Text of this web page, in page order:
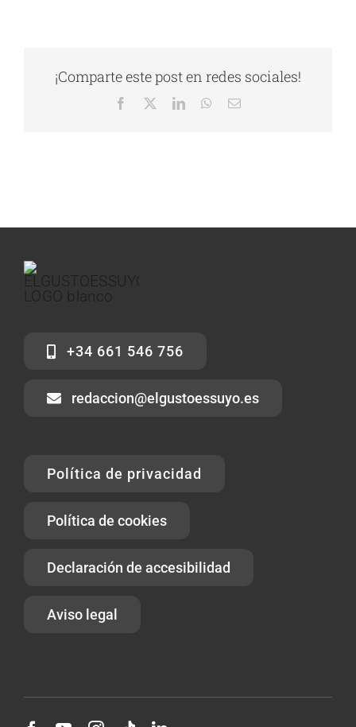
¡Comparte este post en redes sociales!
Facebook LinkedInWhatsApp
Correo
+34 661 546 756
redaccion@elgustoessuyo.es
Política de privacidad
Política de cookies
Declaración de accesibilidad
Aviso legal